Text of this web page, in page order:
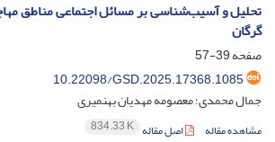
تحلیل و آسیب‌شناسی بر مسائل اجتماعی مناطق
گرگان
صفحه39-57
10.22098/GSD.2025.17368.1085
جمال محمدی؛ معصومه مهدیان بهنمیری
مشاهده مقاله اصل مقاله 834.33 K